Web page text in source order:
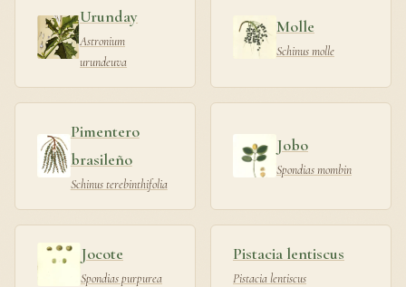
Urunday
Astronium
urundeuva
Molle
Schinus molle
Pimentero
brasileño
Schinus terebinthifolia
Jobo
Spondias mombin
Jocote
Spondias purpurea
Pistacia lentiscus
Pistacia lentiscus